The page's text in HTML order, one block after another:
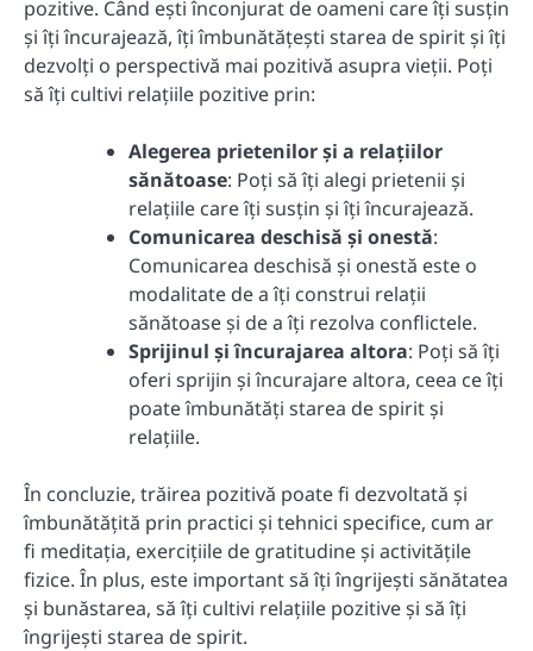
pozitive. Când ești înconjurat de oameni care îți susțin
și îți încurajează, îți îmbunătățești starea de spirit și îți
dezvolți o perspectivă mai pozitivă asupra vieții. Poți
să îți cultivi relațiile pozitive prin:
Alegerea prietenilor și a relațiilor
sănătoase: Poți să îți alegi prietenii și
relațiile care îți susțin și îți încurajează.
Comunicarea deschisă și onestă:
Comunicarea deschisă și onestă este o
modalitate de a îți construi relații
sănătoase și de a îți rezolva conflictele.
Sprijinul și încurajarea altora: Poți să îți
oferi sprijin și încurajare altora, ceea ce îți
poate îmbunătăți starea de spirit și
relațiile.
În concluzie, trăirea pozitivă poate fi dezvoltată și
îmbunătățită prin practici și tehnici specifice, cum ar
fi meditația, exercițiile de gratitudine și activitățile
fizice. În plus, este important să îți îngrijești sănătatea
și bunăstarea, să îți cultivi relațiile pozitive și să îți
îngrijești starea de spirit.